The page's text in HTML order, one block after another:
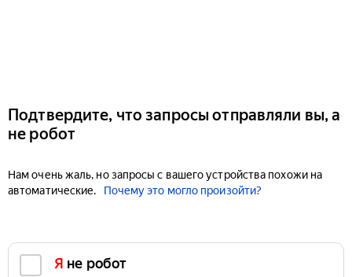
Подтвердите, что запросы отправляли вы, а
не робот
Нам очень жаль, но запросы с вашего устройства похожи на
автоматические.
Почему это могло произойти?
Я не робот